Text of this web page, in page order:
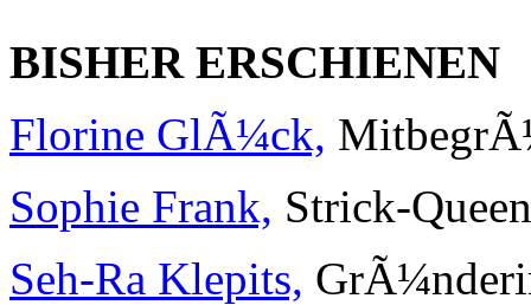
BISHER ERSCHIENEN
Florine GlÃ¼ck,
Sophie Frank, Strick-Queen
Seh-Ra Klepits,